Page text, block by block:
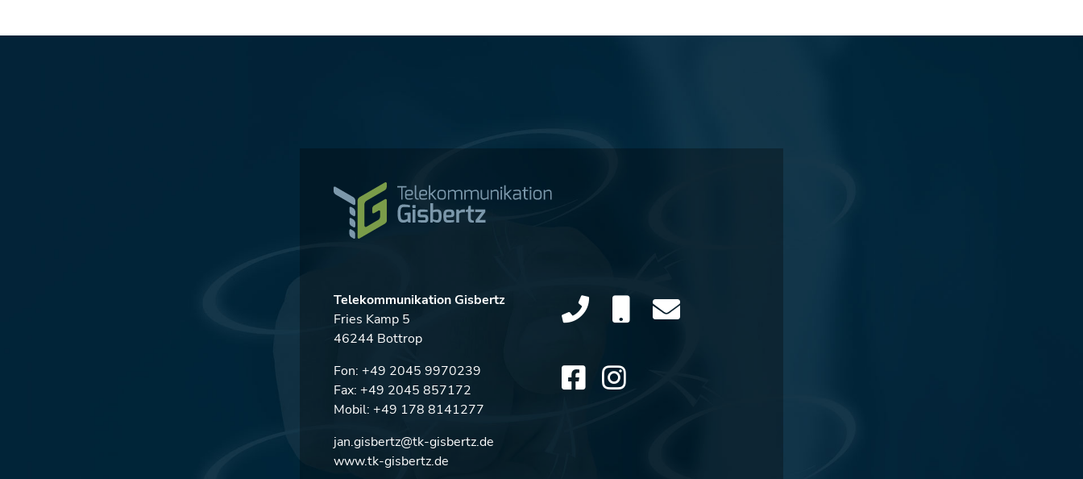
Telekommunikation Gisbertz
Fries Kamp 5
46244 Bottrop
Fon: +49 2045 9970239
Fax: +49 2045 857172
Mobil: +49 178 8141277
jan.gisbertz@tk-gisbertz.de
www.tk-gisbertz.de